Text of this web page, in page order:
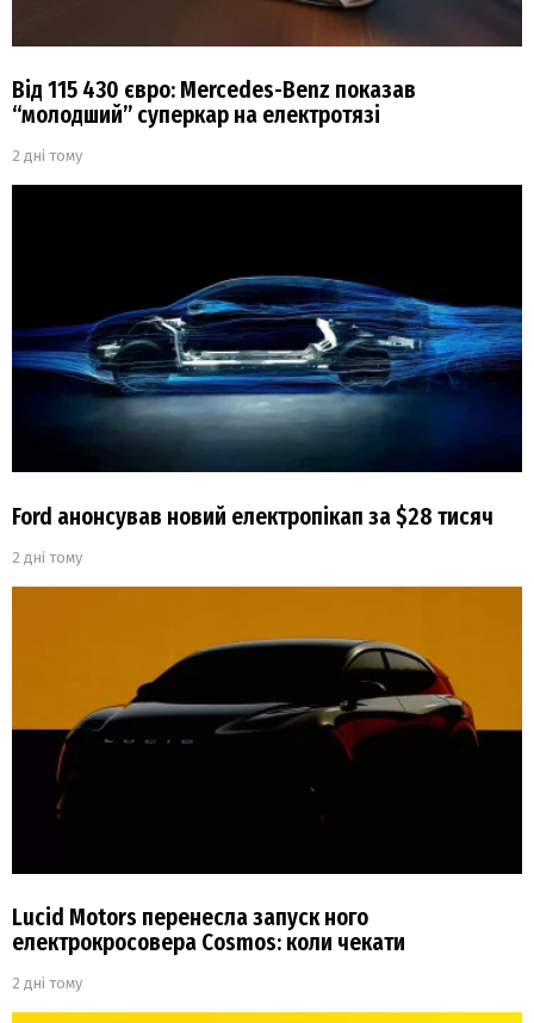
Від 115 430 євро: Mercedes-Benz показав
“молодший” суперкар на електротязі
2 дні тому
Ford анонсував новий електропікап за $28 тисяч
2 дні тому
Lucid Motors перенесла запуск ного
електрокросовера Cosmos: коли чекати
2 дні тому